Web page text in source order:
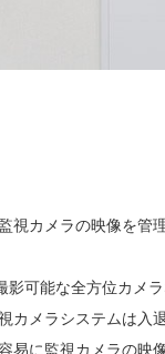
視カメラの映像を管
可能な全方位カメ
カメラシステムは入
易に監視カメラの映